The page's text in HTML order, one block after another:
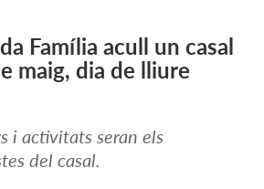
Família acull un casal
maig, dia de lliure
i activitats seran els
del casal.